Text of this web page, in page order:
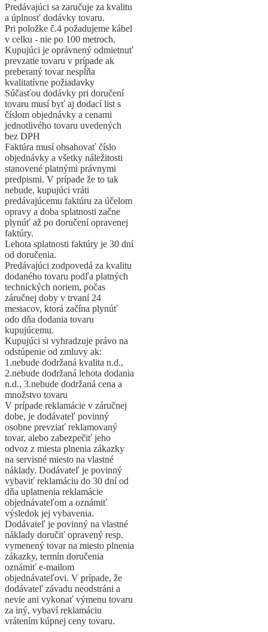
Predávajúci sa zaručuje za kvalitu
a úplnosť dodávky tovaru.
Pri položke č.4 požadujeme kábel
v celku - nie po 100 metroch.
Kupujúci je oprávnený odmietnuť
prevzatie tovaru v prípade ak
preberaný tovar nespĺňa
kvalitatívne požiadavky
Súčasťou dodávky pri doručení
tovaru musí byť aj dodací list s
číslom objednávky a cenami
jednotlivého tovaru uvedených
bez DPH
Faktúra musí obsahovať číslo
objednávky a všetky náležitosti
stanovené platnými právnymi
predpismi. V prípade že to tak
nebude, kupujúci vráti
predávajúcemu faktúru za účelom
opravy a doba splatnosti začne
plynúť až po doručení opravenej
faktúry.
Lehota splatnosti faktúry je 30 dní
od doručenia.
Predávajúci zodpovedá za kvalitu
dodaného tovaru podľa platných
technických noriem, počas
záručnej doby v trvaní 24
mesiacov, ktorá začína plynúť
odo dňa dodania tovaru
kupujúcemu.
Kupujúci si vyhradzuje právo na
odstúpenie od zmluvy ak:
1.nebude dodržaná kvalita n.d.,
2.nebude dodržaná lehota dodania
n.d., 3.nebude dodržaná cena a
množstvo tovaru
V prípade reklamácie v záručnej
dobe, je dodávateľ povinný
osobne prevziať reklamovaný
tovar, alebo zabezpečiť jeho
odvoz z miesta plnenia zákazky
na servisné miesto na vlastné
náklady. Dodávateľ je povinný
vybaviť reklamáciu do 30 dní od
dňa uplatnenia reklamácie
objednávateľom a oznámiť
výsledok jej vybavenia.
Dodávateľ je povinný na vlastné
náklady doručiť opravený resp.
vymenený tovar na miesto plnenia
zákazky, termín doručenia
oznámiť e-mailom
objednávateľovi. V prípade, že
dodávateľ závadu neodstráni a
nevie ani vykonať výmenu tovaru
za iný, vybaví reklamáciu
vrátením kúpnej ceny tovaru.